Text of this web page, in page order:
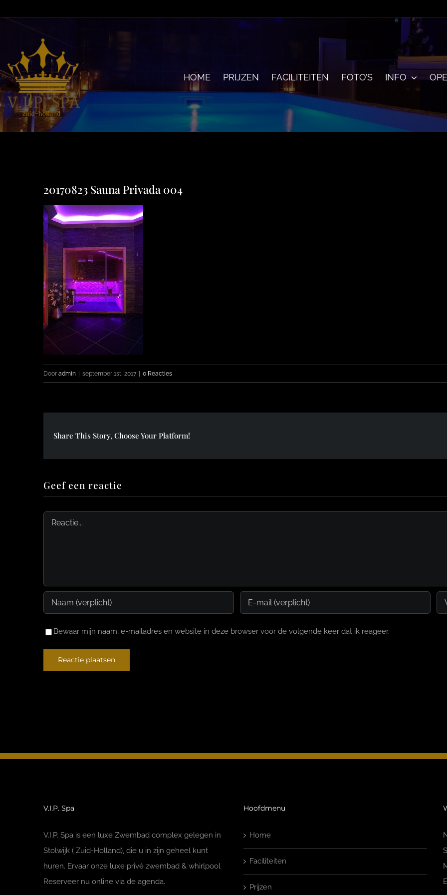
HOME PRIJZEN FACILITEITEN FOTO’S INFO
20170823 Sauna Privada 004
Door admin september 1st, 2017 0 Reacties
Share This Story, Choose Your Platform!
Geef een reactie
Reactie
Bewaar mijn naam, e-mailadres en website in deze browser voor de volgende keer dat ik reageer.
V.I.P. Spa
V.I.P. Spa is een luxe Zwembad complex gelegen in
Stolwijk ( Zuid-Holland), die u in zijn geheel kunt
huren. Ervaar onze luxe privé zwembad & whirlpool
Reserveer nu online via de agenda.
Hoofdmenu
Home
Faciliteiten
Prijzen